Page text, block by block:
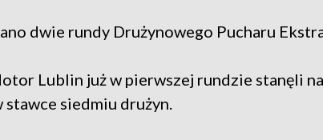
dwie rundy Drużynowego Pucharu
Lublin już w pierwszej rundzie stanęli
siedmiu drużyn.